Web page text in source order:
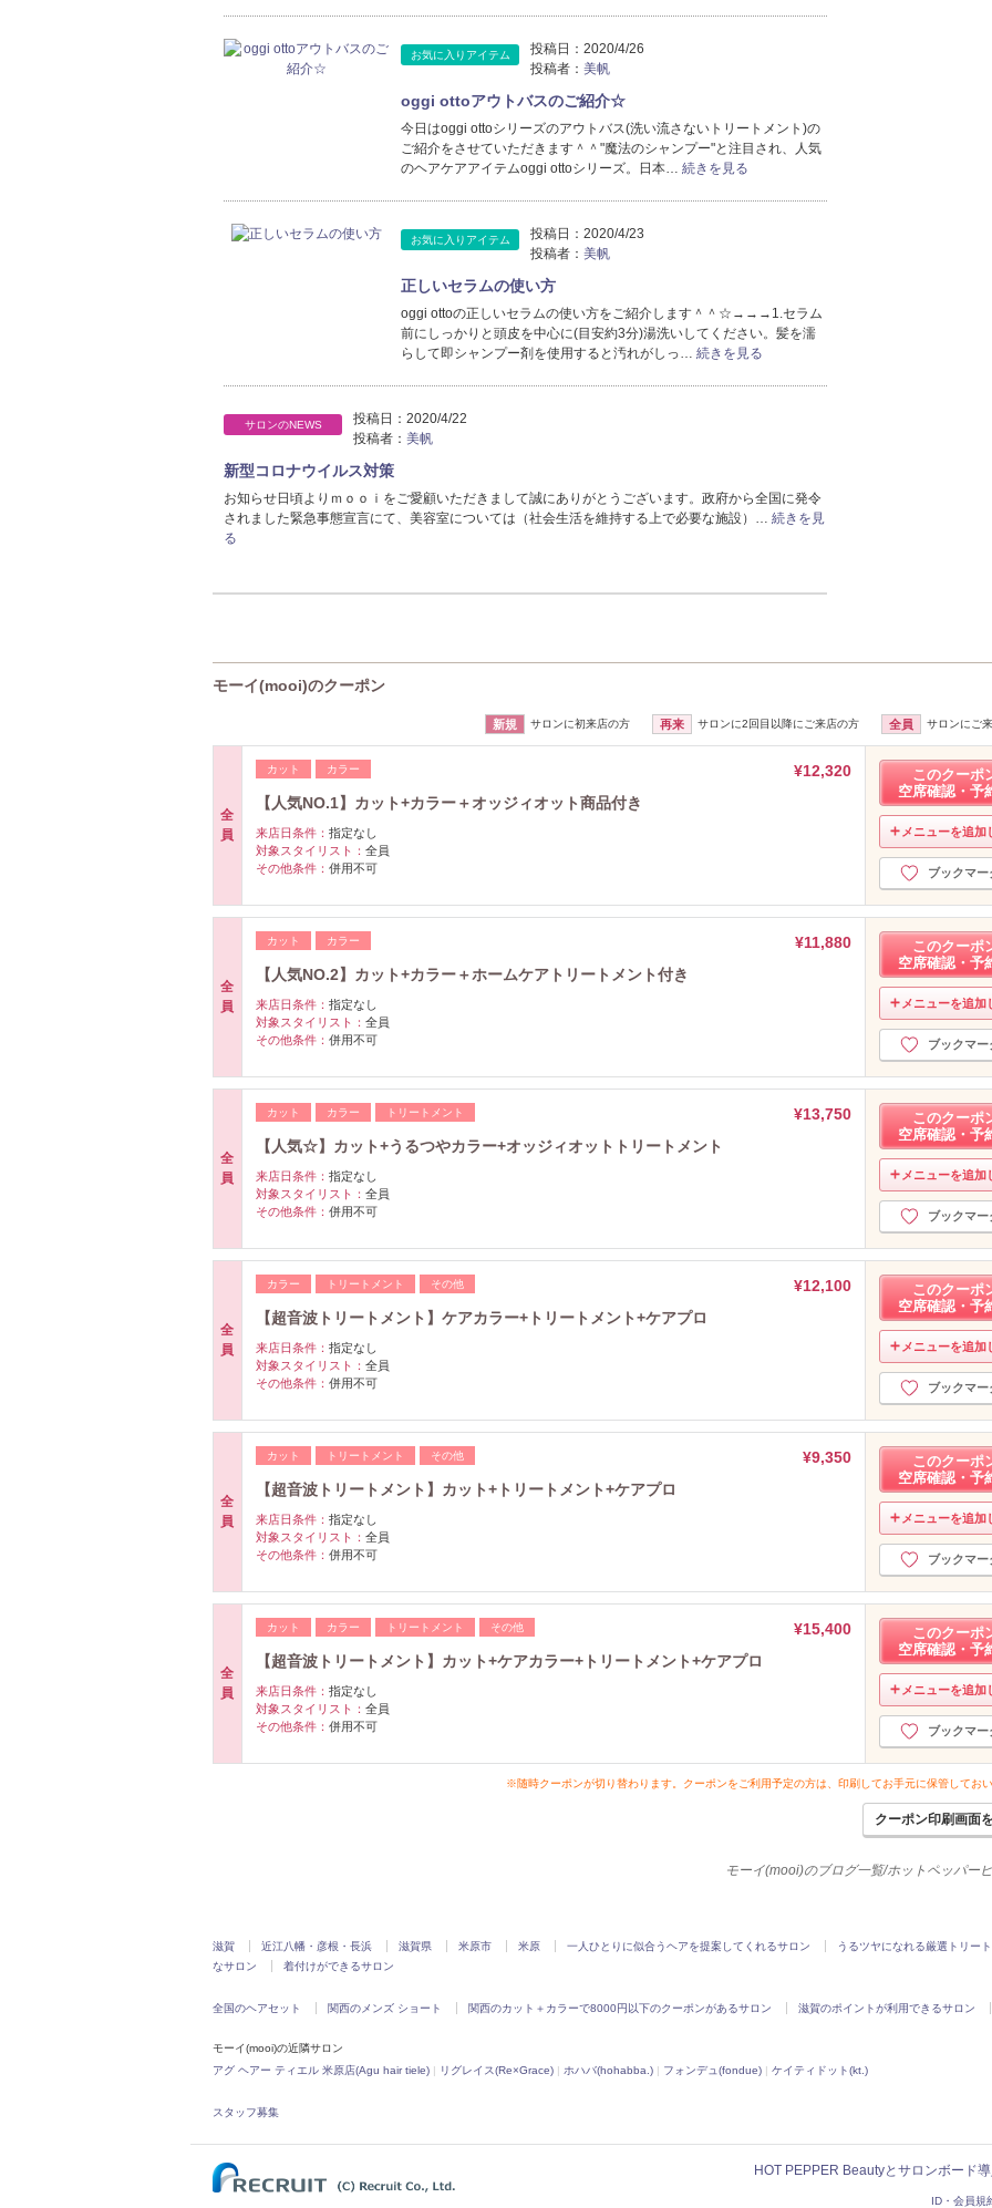
お気に入りアイテム 投稿日： 2020/4/26
投稿者： 美帆
oggi ottoアウトバスのご紹介☆
今日はoggi ottoシリーズのアウトバス(洗い流さないトリートメント)の
ご紹介をさせていただきます＾＾"魔法のシャンプー"と注目され、人気
のヘアケアアイテムoggi ottoシリーズ。日本… 続きを見る
お気に入りアイテム 投稿日： 2020/4/23
投稿者： 美帆
正しいセラムの使い方
oggi ottoの正しいセラムの使い方をご紹介します＾＾☆→→→1.セラム
前にしっかりと頭皮を中心に(目安約3分)湯洗いしてください。髪を濡
らして即シャンプー剤を使用すると汚れがしっ… 続きを見る
サロンのNEWS 投稿日： 2020/4/22
投稿者： 美帆
新型コロナウイルス対策
お知らせ日頃よりｍｏｏｉをご愛顧いただきまして誠にありがとうございます。政府から全国に発令
されました緊急事態宣言にて、美容室については（社会生活を維持する上で必要な施設）… 続きを見
る
モーイ(mooi)のクーポン
新規 サロンに初来店の方 再来 サロンに2回目以降にご来店の方 全員 サロンにご
全
員
カット カラー
¥12,320
【人気NO.1】カット+カラー＋オッジィオット商品付き
来店日条件： 指定なし
対象スタイリスト： 全員
その他条件： 併用不可
このクーポ
空席確認・予
メニューを追加
ブックマー
全
員
カット カラー
¥11,880
【人気NO.2】カット+カラー＋ホームケアトリートメント付き
来店日条件： 指定なし
対象スタイリスト： 全員
その他条件： 併用不可
このクーポ
空席確認・予
メニューを追加
ブックマー
全
員
カット カラー トリートメント
¥13,750
【人気☆】カット+うるつやカラー+オッジィオットトリートメント
来店日条件： 指定なし
対象スタイリスト： 全員
その他条件： 併用不可
このクーポ
空席確認・予
メニューを追加
ブックマー
全
員
カラー トリートメント その他
¥12,100
【超音波トリートメント】ケアカラー+トリートメント+ケアプロ
来店日条件： 指定なし
対象スタイリスト： 全員
その他条件： 併用不可
このクーポ
空席確認・予
メニューを追加
ブックマー
全
員
カット トリートメント その他
¥9,350
【超音波トリートメント】カット+トリートメント+ケアプロ
来店日条件： 指定なし
対象スタイリスト： 全員
その他条件： 併用不可
このクーポ
空席確認・予
メニューを追加
ブックマー
全
員
カット カラー トリートメント その他
¥15,400
【超音波トリートメント】カット+ケアカラー+トリートメント+ケアプロ
来店日条件： 指定なし
対象スタイリスト： 全員
その他条件： 併用不可
このクーポ
空席確認・予
メニューを追加
ブックマー
※随時クーポンが切り替わります。クーポンをご利用予定の方は、印刷してお手元に保管してお
クーポン印刷画面
モーイ(mooi)のブログ一覧/ホットペッパー
滋賀 近江八幡・彦根・長浜 滋賀県 米原市 米原 一人ひとりに似合うヘアを提案してくれるサロン
うるツヤになれる厳選トリー
なサロン
着付けができるサロン
全国のヘアセット 関西のメンズ ショート 関西のカット＋カラーで8000円以下のクーポンがあるサロン 滋賀のポイントが利用できるサロン
モーイ(mooi)の近隣サロン
アグ ヘアー ティエル 米原店(Agu hair tiele) | リグレイス(Re×Grace) | ホハバ(hohabba.) | フォンデュ(fondue) | ケイティドット(kt.)
スタッフ募集
HOT PEPPER Beautyとサロンボード
ID・会員規